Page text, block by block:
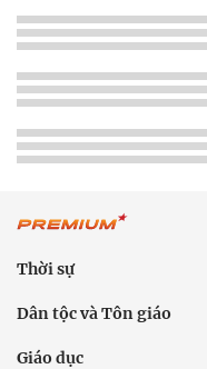
Thời sự
Dân tộc và Tôn giáo
Giáo dục